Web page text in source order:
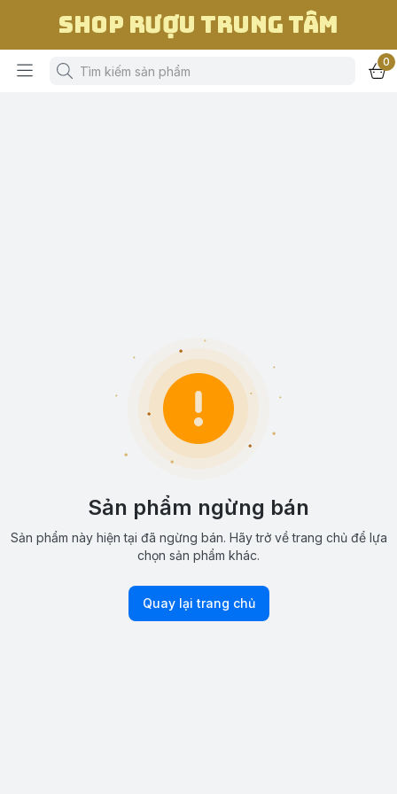
Shop Rượu Trung Tâm
0
Sản phẩm ngừng bán
Sản phẩm này hiện tại đã ngừng bán. Hãy trở về trang chủ để lựa
chọn sản phẩm khác.
Quay lại trang chủ